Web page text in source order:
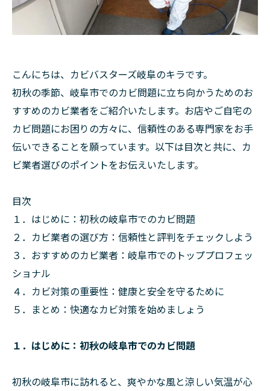
こんにちは、カビバスターズ岐阜のキラです。
初秋の季節、岐阜市でのカビ問題に立ち向かうためのお
すすめのカビ業者をご紹介いたします。お店やご自宅の
カビ問題にお困りの方々に、信頼性のある専門家をお手
伝いできることを願っています。以下は目次と共に、カ
ビ業者選びのポイントをお伝えいたします。
目次
１．はじめに：初秋の岐阜市でのカビ問題
２．カビ業者の選び方：信頼性と評判をチェックしよう
３．おすすめのカビ業者：岐阜市でのトッププロフェッ
ショナル
４．カビ対策の重要性：健康と安全を守るために
５．まとめ：快適なカビ対策を始めましょう
１．はじめに：初秋の岐阜市でのカビ問題
初秋の岐阜市に訪れると、爽やかな風と涼しい気温が心